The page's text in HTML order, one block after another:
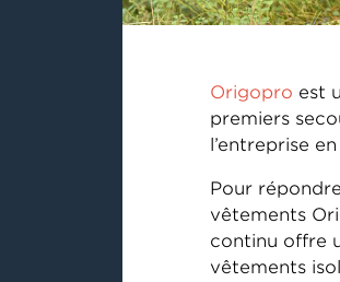
Origopro est
premiers
l’entreprise
Pour
vêtements
continu offre
vêtements